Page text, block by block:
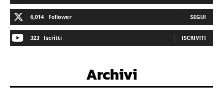
6,014 Follower SEGUI
323 Iscritti ISCRIVITI
Archivi